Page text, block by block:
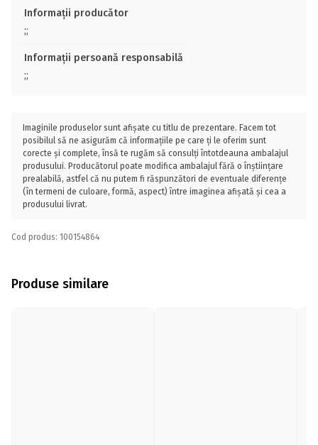
Informații producător
;;
Informații persoană responsabilă
;;
Imaginile produselor sunt afișate cu titlu de prezentare. Facem tot
posibilul să ne asigurăm că informațiile pe care ți le oferim sunt
corecte și complete, însă te rugăm să consulți întotdeauna ambalajul
produsului. Producătorul poate modifica ambalajul fără o înștiințare
prealabilă, astfel că nu putem fi răspunzători de eventuale diferențe
(în termeni de culoare, formă, aspect) între imaginea afișată și cea a
produsului livrat.
Cod produs: 100154864
Produse similare